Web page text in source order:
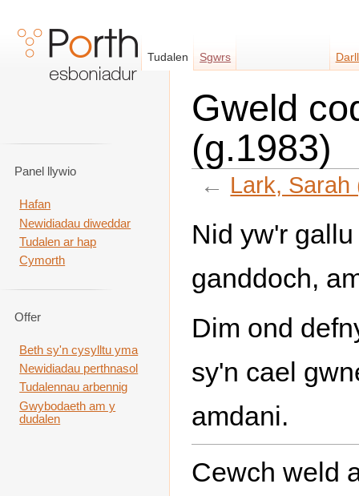
Gweld
(g.1983)
← Lark, Sarah
Nid yw'r
ganddoch,
Dim ond
sy'n cael
amdani.
Cewch weld
Tudalen Sgwrs
Panel llywio
Hafan
Newidiadau diweddar
Tudalen ar hap
Cymorth
Offer
Beth sy'n cysylltu yma
Newidiadau perthnasol
Tudalennau arbennig
Gwybodaeth am y
dudalen